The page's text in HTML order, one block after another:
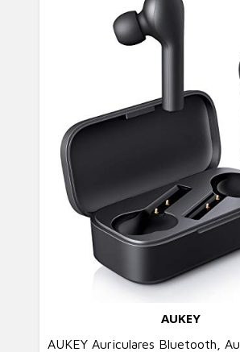
AUKEY
AUKEY Auriculares Bluetooth,